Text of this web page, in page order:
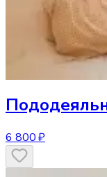
6 800 ₽